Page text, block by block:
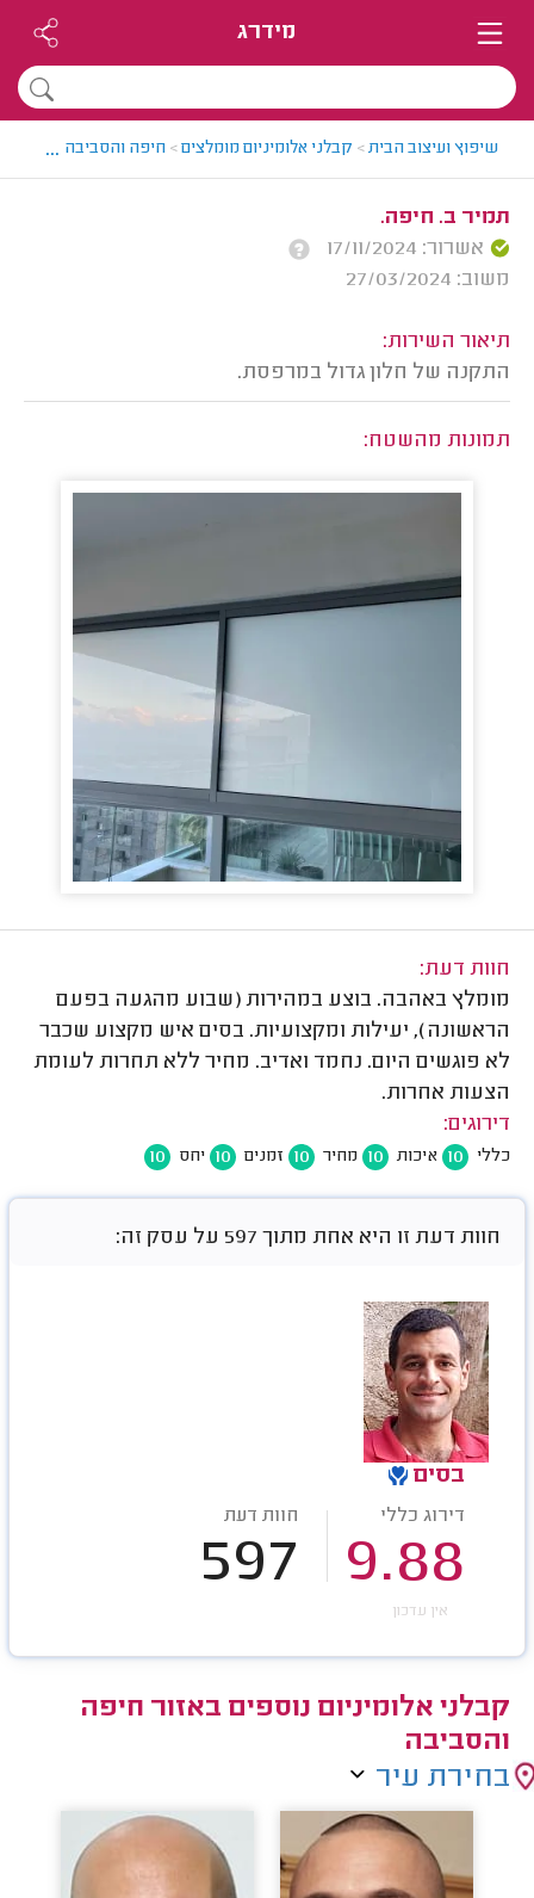
מידרג
שיפוץ ועיצוב הבית> קבלני אלומיניום מומלצים> חיפה והסביבה > קבלן
...
תמיר ב. חיפה.
אשרור: 17/11/2024
משוב: 27/03/2024
תיאור השירות:
התקנה של חלון גדול במרפסת.
תמונות מהשטח:
חוות דעת:
מומלץ באהבה. בוצע במהירות (שבוע מהגעה בפעם
הראשונה), יעילות ומקצועיות. בסים איש מקצוע שכבר
לא פוגשים היום. נחמד ואדיב. מחיר ללא תחרות לעומת
הצעות אחרות.
דירוגים:
כללי 10 איכות 10 מחיר 10 זמנים 10 יחס 10
חוות דעת זו היא אחת מתוך 597 על עסק זה:
בסים
דירוג כללי
9.88
חוות דעת
597
אין עדכון
קבלני אלומיניום נוספים באזור חיפה
והסביבה
בחירת עיר